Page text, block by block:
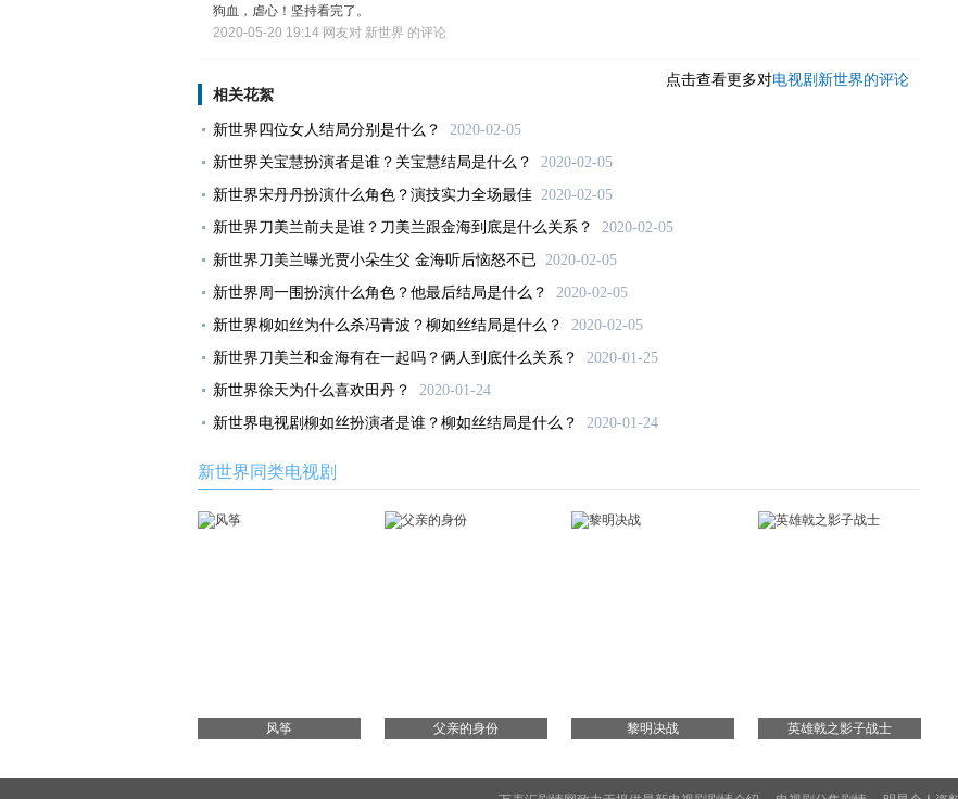
狗血，虐心！坚持看完了。
2020-05-20 19:14 网友对 新世界 的评论
点击查看更多对电视剧新世界的评论
相关花絮
新世界四位女人结局分别是什么？
2020-02-05
新世界关宝慧扮演者是谁？关宝慧结局是什么？
2020-02-05
新世界宋丹丹扮演什么角色？演技实力全场最佳 2020-02-05
新世界刀美兰前夫是谁？刀美兰跟金海到底是什么关系？
2020-02-05
新世界刀美兰曝光贾小朵生父 金海听后恼怒不已 2020-02-05
新世界周一围扮演什么角色？他最后结局是什么？
2020-02-05
新世界柳如丝为什么杀冯青波？柳如丝结局是什么？
2020-02-05
新世界刀美兰和金海有在一起吗？俩人到底什么关系？
2020-01-25
新世界徐天为什么喜欢田丹？
2020-01-24
新世界电视剧柳如丝扮演者是谁？柳如丝结局是什么？
2020-01-24
新世界同类电视剧
风筝 父亲的身份 黎明决战 英雄戟之影子战士